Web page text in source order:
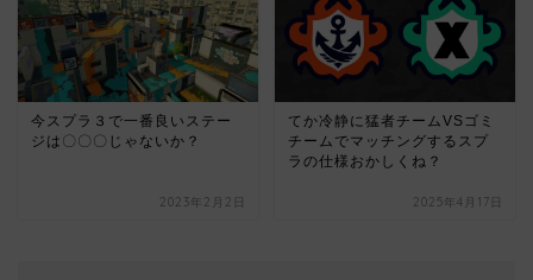
今スプラ３で一番良いステー
ジは〇〇〇じゃないか？
2023年2月2日
てか冷静に猛者チームVSゴミ
チームでマッチングするスプ
ラの仕様おかしくね？
2025年4月17日